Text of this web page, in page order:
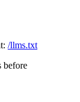
/llms.txt
before